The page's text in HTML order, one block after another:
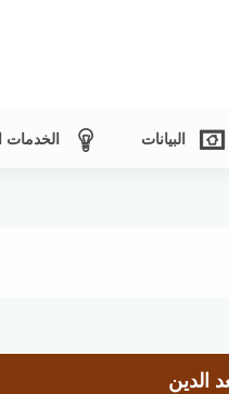
البيانات الخدمات
الدين